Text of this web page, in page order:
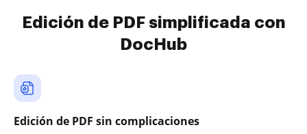
Edición de PDF simplificada con
DocHub
Edición de PDF sin complicaciones